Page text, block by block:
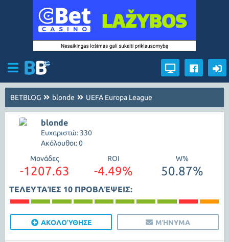
BETBLOG blonde UEFA Europa League
blonde
Ευχαριστώ: 330
Ακόλουθοι: 0
Μονάδες
-1207.63
ROI
-4.49%
W%
50.87%
ΤΕΛΕΥΤΑΊΕΣ 10 ΠΡΟΒΛΈΨΕΙΣ:
ΑΚΟΛΟΎΘΗΣΕ ΜΉΝΥΜΑ